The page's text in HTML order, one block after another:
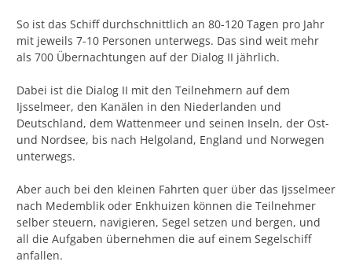
So ist das Schiff durchschnittlich an 80-120 Tagen pro Jahr
mit jeweils 7-10 Personen unterwegs. Das sind weit mehr
als 700 Übernachtungen auf der Dialog II jährlich.
Dabei ist die Dialog II mit den Teilnehmern auf dem
Ijsselmeer, den Kanälen in den Niederlanden und
Deutschland, dem Wattenmeer und seinen Inseln, der Ost-
und Nordsee, bis nach Helgoland, England und Norwegen
unterwegs.
Aber auch bei den kleinen Fahrten quer über das Ijsselmeer
nach Medemblik oder Enkhuizen können die Teilnehmer
selber steuern, navigieren, Segel setzen und bergen, und
all die Aufgaben übernehmen die auf einem Segelschiff
anfallen.